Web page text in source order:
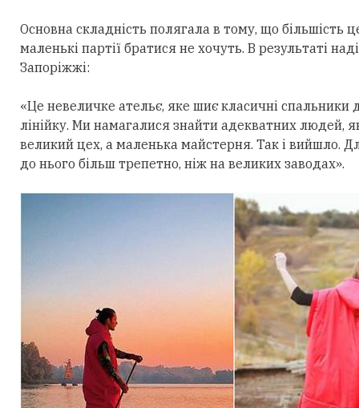
Основна складність полягала в тому, що більшість
маленькі партії братися не хочуть. В результаті
Запоріжжі:
«Це невеличке ательє, яке шиє класичні
лінійку. Ми намагалися знайти адекватних людей,
великий цех, а маленька майстерня. Так і вийшло.
до нього більш трепетно, ніж на великих заводах».